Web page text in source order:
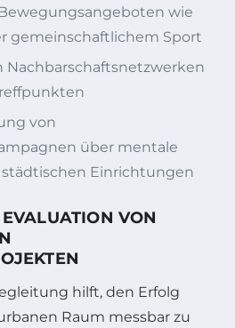
wie
gemeinschaftlichem Sport
Nachbarschaftsnetzwerken
von
über mentale
Einrichtungen
VON
hilft, den Erfolg
Raum messbar zu